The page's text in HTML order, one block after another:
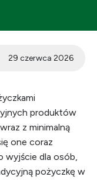
29 czerwca 2026
produktów
z minimalną
one coraz
wyjście dla osób,
pożyczkę w